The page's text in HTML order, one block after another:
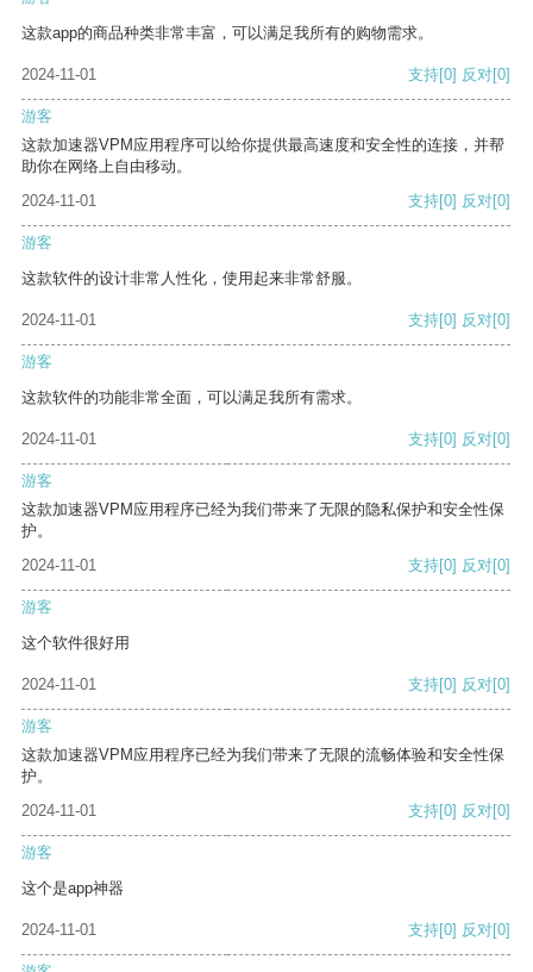
这款app的商品种类非常丰富，可以满足我所有的购物需求。
2024-11-01 支持[0] 反对[0]
游客
这款加速器VPM应用程序可以给你提供最高速度和安全性的连接，并帮
助你在网络上自由移动。
2024-11-01
支持[0] 反对[0]
游客
这款软件的设计非常人性化，使用起来非常舒服。
2024-11-01 支持[0] 反对[0]
游客
这款软件的功能非常全面，可以满足我所有需求。
2024-11-01 支持[0] 反对[0]
游客
这款加速器VPM应用程序已经为我们带来了无限的隐私保护和安全性保
护。
2024-11-01
支持[0] 反对[0]
游客
这个软件很好用
2024-11-01 支持[0] 反对[0]
游客
这款加速器VPM应用程序已经为我们带来了无限的流畅体验和安全性保
护。
2024-11-01
支持[0] 反对[0]
游客
这个是app神器
2024-11-01 支持[0] 反对[0]